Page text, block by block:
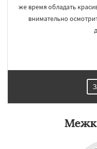
же время обладать
внимательно